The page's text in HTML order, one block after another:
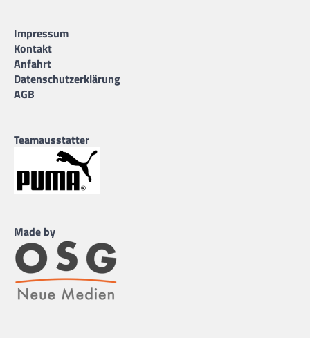
Impressum
Kontakt
Anfahrt
Datenschutzerklärung
AGB
Teamausstatter
Made by